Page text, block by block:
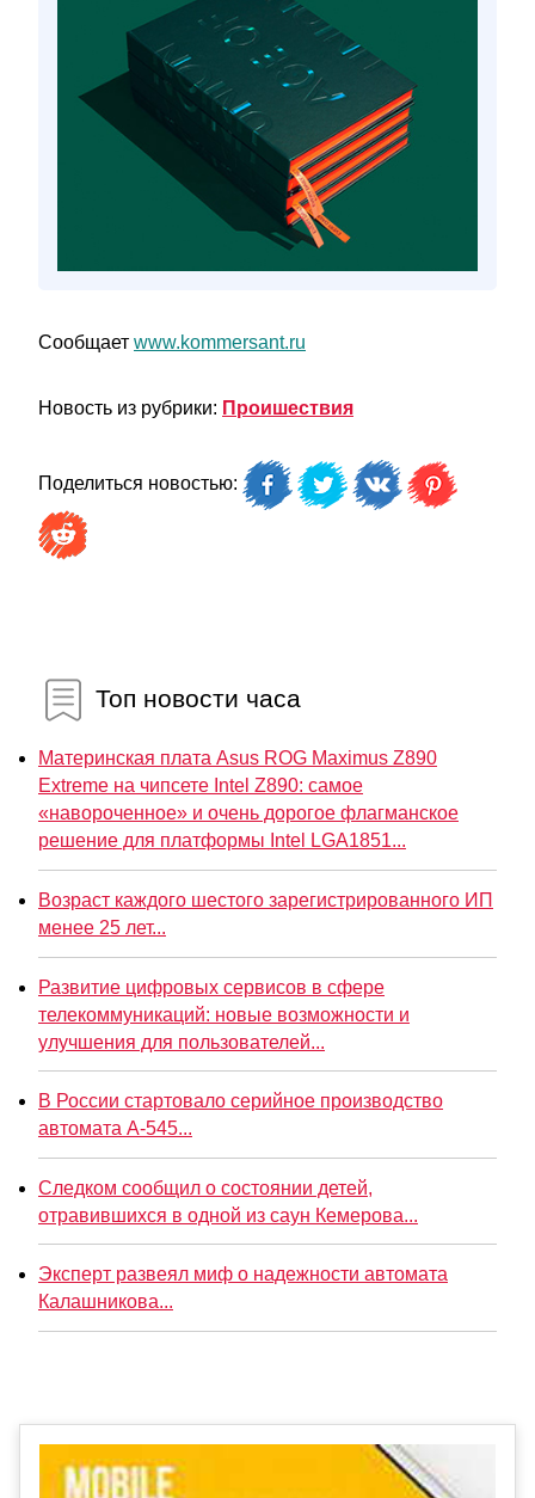
Сообщает www.kommersant.ru
Новость из рубрики: Проишествия
Поделиться новостью:
Топ новости часа
Материнская плата Asus ROG Maximus Z890
Extreme на чипсете Intel Z890: самое
«навороченное» и очень дорогое флагманское
решение для платформы Intel LGA1851...
Возраст каждого шестого зарегистрированного ИП
менее 25 лет...
Развитие цифровых сервисов в сфере
телекоммуникаций: новые возможности и
улучшения для пользователей...
В России стартовало серийное производство
автомата А-545...
Следком сообщил о состоянии детей,
отравившихся в одной из саун Кемерова...
Эксперт развеял миф о надежности автомата
Калашникова...